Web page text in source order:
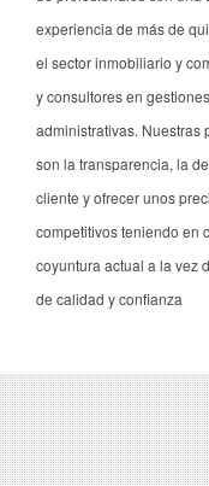
experiencia de más de
el sector inmobiliario y
y consultores en gestiones
administrativas. Nuestras
son la transparencia, la
cliente y ofrecer unos
competitivos teniendo en
coyuntura actual a la vez
de calidad y confianza